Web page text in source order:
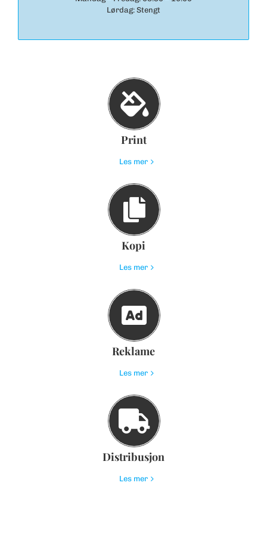
Lørdag: Stengt
Print
Les mer
Kopi
Les mer
Reklame
Les mer
Distribusjon
Les mer